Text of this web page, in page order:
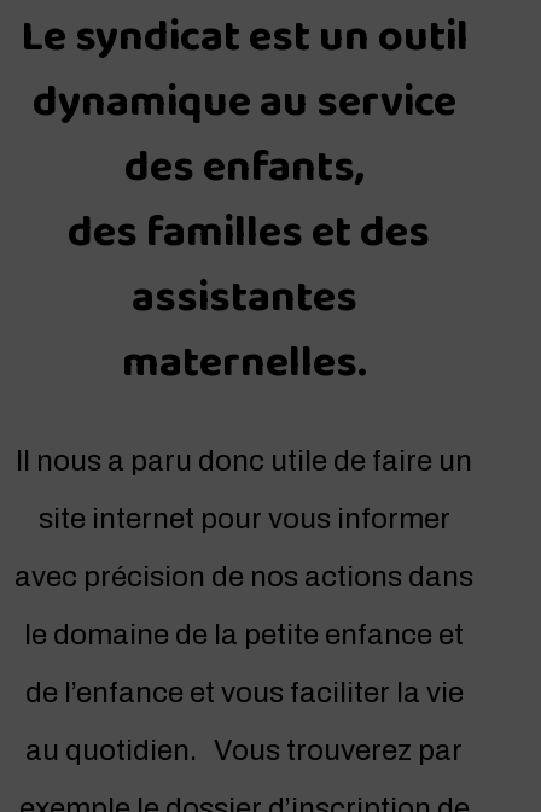
Le syndicat est un outil
dynamique au service
des enfants,
des familles et des
assistantes
maternelles.
Il nous a paru donc utile de faire un
site internet pour vous informer
avec précision de nos actions dans
le domaine de la petite enfance et
de l’enfance et vous faciliter la vie
au quotidien. Vous trouverez par